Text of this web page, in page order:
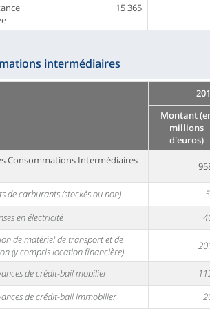
15 365
intermédiaires
Montant
millions
d'euros)
Consommations Intermédiaires
de carburants (stockés ou non)
en électricité
de matériel de transport et de
(y compris location financière)
de crédit-bail mobilier
de crédit-bail immobilier